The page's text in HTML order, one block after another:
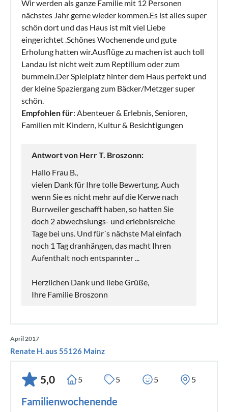
Wir werden als ganze Familie mit 12 Personen
nächstes Jahr gerne wieder kommen.Es ist alles super
schön dort und das Haus ist mit viel Liebe
eingerichtet .Schönes Wochenende und gute
Erholung hatten wir.Ausflüge zu machen ist auch toll
Landau ist nicht weit zum Reptilium oder zum
bummeln.Der Spielplatz hinter dem Haus perfekt und
der kleine Spaziergang zum Bäcker/Metzger super
schön.
Empfohlen für: Abenteuer & Erlebnis, Senioren,
Familien mit Kindern, Kultur & Besichtigungen
Antwort von Herr T. Broszonn:
Hallo Frau B.,
vielen Dank für Ihre tolle Bewertung. Auch
wenn Sie es nicht mehr auf die Kerwe nach
Burrweiler geschafft haben, so hatten Sie
doch 2 abwechslungs- und erlebnisreiche
Tage bei uns. Und für´s nächste Mal einfach
noch 1 Tag dranhängen, das macht Ihren
Aufenthalt noch entspannter ...
Herzlichen Dank und liebe Grüße,
Ihre Familie Broszonn
April 2017
Renate H. aus 55126 Mainz
5,0 5 5 5 5
Familienwochenende